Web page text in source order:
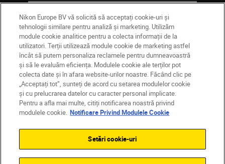
Companie
MD Nikon Sites
Contactaţi-ne
Politică de confidențialitate
Termeni de utilizare
Notificare privind modulele cookie
Nikon Europe BV vă solicită să acceptați cookie-uri și
tehnologii similare pentru analiză și marketing. Utilizăm
module cookie analitice pentru a colecta informații de la
utilizatori. Terții utilizează module cookie de marketing astfel
încât să putem personaliza reclamele pentru dumneavoastră
și să le evaluăm eficiența. Modulele cookie ale terților pot
colecta date și în afara website-urilor noastre. Făcând clic pe
„Acceptați tot”, sunteți de acord cu setarea modulelor cookie
și cu prelucrarea datelor cu caracter personal implicate.
Pentru a afla mai multe, citiți notificarea noastră privind
modulele cookie. Notificare Privind Modulele Cookie
Setări cookie-uri